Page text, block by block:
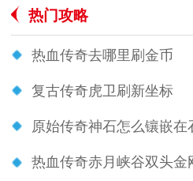
热门攻略
热血传奇去哪里刷金币
复古传奇虎卫刷新坐标
原始传奇神石怎么镶嵌在
热血传奇赤月峡谷双头金